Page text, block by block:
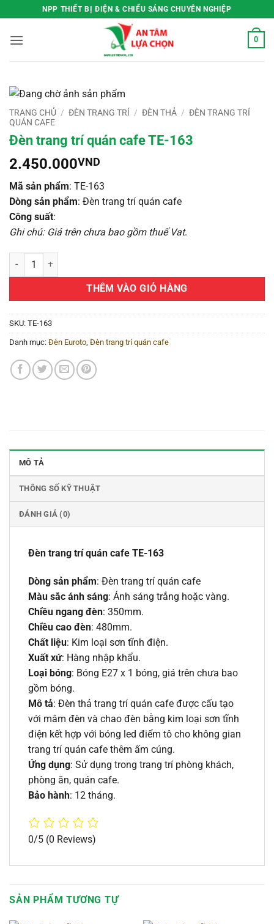
qua
nội
NPP THIẾT BỊ ĐIỆN & CHIẾU SÁNG CHUYÊN NGHIỆP
0
TRANG CHỦ / ĐÈN TRANG TRÍ / ĐÈN THẢ / ĐÈN TRANG TRÍ
QUÁN CAFE
Đèn trang trí quán cafe TE-163
2.450.000VND
Mã sản phẩm: TE-163
Dòng sản phẩm: Đèn trang trí quán cafe
Công suất:
Ghi chú: Giá trên chưa bao gồm thuế Vat.
Đèn trang trí quán cafe TE-163 số lượng
THÊM VÀO GIỎ HÀNG
SKU: TE-163
Danh mục: Đèn Euroto Đèn trang trí quán cafe
MÔ TẢ
THÔNG SỐ KỸ THUẬT
ĐÁNH GIÁ (0)
Đèn trang trí quán cafe TE-163
Dòng sản phẩm: Đèn trang trí quán cafe
Màu sắc ánh sáng: Ánh sáng trắng hoặc vàng.
Chiều ngang đèn: 350mm.
Chiều cao đèn: 480mm.
Chất liệu: Kim loại sơn tĩnh điện.
Xuất xứ: Hàng nhập khẩu.
Loại bóng: Bóng E27 x 1 bóng, giá trên chưa bao
gồm bóng.
Mô tả: Đèn thả trang trí quán cafe được cấu tạo
với mâm đèn và chao đèn bằng kim loại sơn tĩnh
điện kết hợp với bóng led điểm tô cho không gian
trang trí quán cafe thêm ấm cúng.
Ứng dụng: Sử dụng trong trang trí phòng khách,
phòng ăn, quán cafe.
Bảo hành: 12 tháng.
0/5 (0 Reviews)
SẢN PHẨM TƯƠNG TỰ